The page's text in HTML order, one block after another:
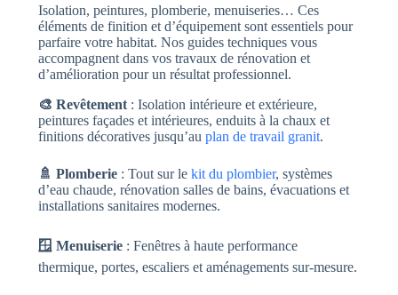
Isolation, peintures, plomberie, menuiseries… Ces
éléments de finition et d’équipement sont essentiels pour
parfaire votre habitat. Nos guides techniques vous
accompagnent dans vos travaux de rénovation et
d’amélioration pour un résultat professionnel.
🎨 Revêtement: Isolation intérieure et extérieure,
peintures façades et intérieures, enduits à la chaux et
finitions décoratives jusqu’au plan de travail granit.
🚿 Plomberie: Tout sur le kit du plombier, systèmes
d’eau chaude, rénovation salles de bains, évacuations et
installations sanitaires modernes.
🪟 Menuiserie: Fenêtres à haute performance
thermique, portes, escaliers et aménagements sur-mesure.